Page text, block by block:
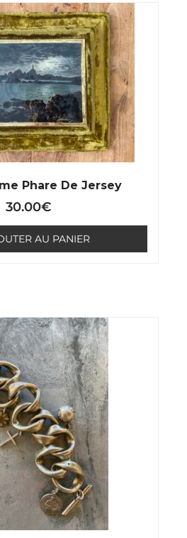
Phare De Jersey
30.00€
AU PANIER